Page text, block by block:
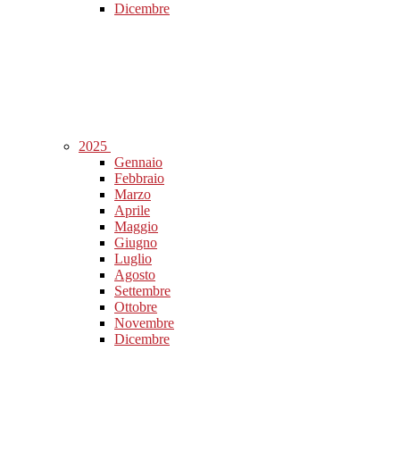
Dicembre
2025
Gennaio
Febbraio
Marzo
Aprile
Maggio
Giugno
Luglio
Agosto
Settembre
Ottobre
Novembre
Dicembre